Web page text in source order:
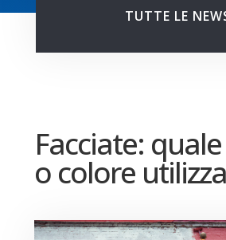
TUTTE LE
Facciate:
o colore